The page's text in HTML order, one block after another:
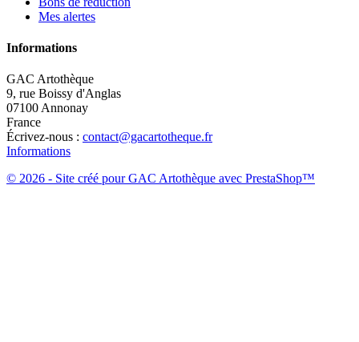
Mes alertes
Informations
GAC Artothèque
9, rue Boissy d'Anglas
07100 Annonay
France
Écrivez-nous : contact@gacartotheque.fr
Informations
© 2026 - Site créé pour GAC Artothèque avec PrestaShop™